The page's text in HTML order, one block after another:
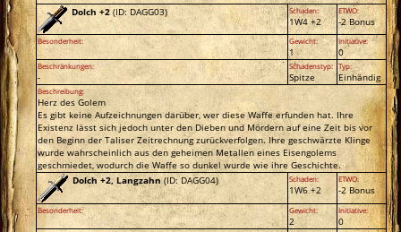
Dolch +2 (ID: DAGG03) Schaden:
1W4 +2
ETWO:
-2 Bonus
Besonderheit: Gewicht:
1
Initiative:
0
Beschränkungen:
-
Schadenstyp:
Spitze
Typ:
Einhändig
Beschreibung:
Herz des Golem
Es gibt keine Aufzeichnungen darüber, wer diese Waffe erfunden hat. Ihre
Existenz lässt sich jedoch unter den Dieben und Mördern auf eine Zeit bis vor
den Beginn der Taliser Zeitrechnung zurückverfolgen. Ihre geschwärzte Klinge
wurde wahrscheinlich aus den geheimen Metallen eines Eisengolems
geschmiedet, wodurch die Waffe so dunkel wurde wie ihre Geschichte.
Dolch +2, Langzahn(ID: DAGG04) Schaden:
1W6 +2
ETWO:
-2 Bonus
Besonderheit: Gewicht:
2
Initiative:
0